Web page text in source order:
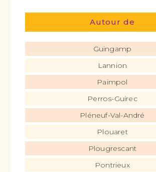
Autour de
Guingamp
Lannion
Paimpol
Perros-Guirec
Pléneuf-Val-André
Plouaret
Plougrescant
Pontrieux